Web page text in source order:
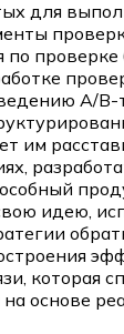
для
по проверке
A/B-
им
идею,
которая
основе